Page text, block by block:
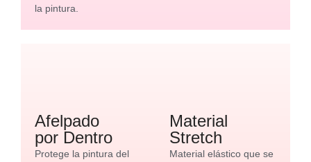
la pintura.
Afelpado
por Dentro
Protege la pintura del
Material
Stretch
Material elástico que se